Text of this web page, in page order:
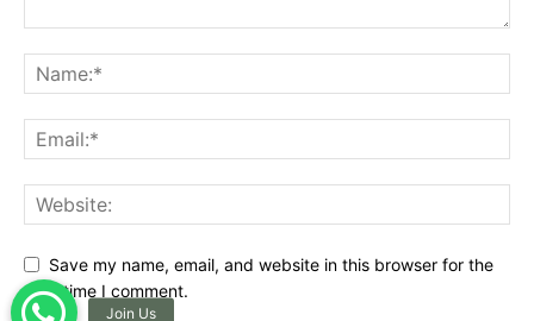
Save my name, email, and website in this browser for the
next time I comment.